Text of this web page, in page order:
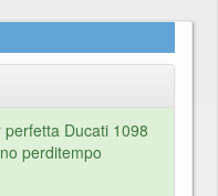
Ducati 1098
perditempo